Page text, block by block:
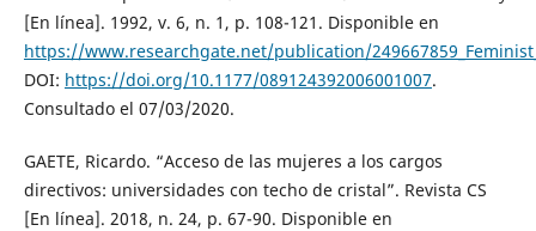
[En línea]. 1992, v. 6, n. 1, p. 108-121. Disponible en
https://www.researchgate.net/publication/
DOI: https://doi.org/10.1177/089124392006001007.
Consultado el 07/03/2020.
GAETE, Ricardo. “Acceso de las mujeres a los cargos
directivos: universidades con techo de cristal”. Revista CS
[En línea]. 2018, n. 24, p. 67-90. Disponible en